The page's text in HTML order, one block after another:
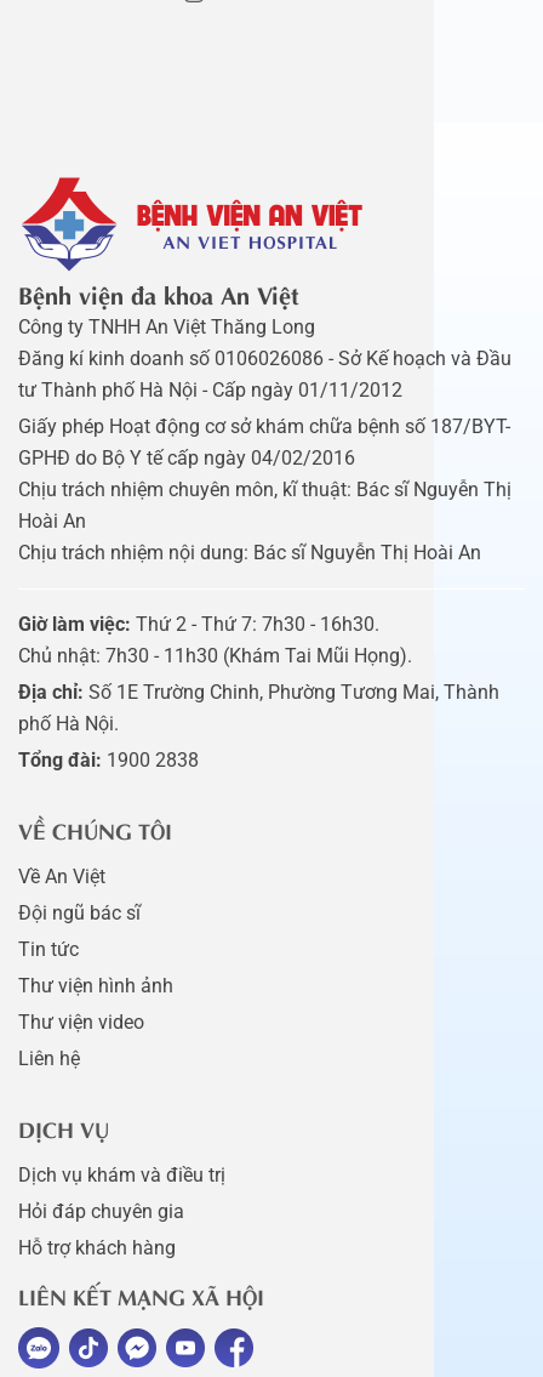
Bệnh viện đa khoa An Việt
Công ty TNHH An Việt Thăng Long
Đăng kí kinh doanh số 0106026086 - Sở Kế hoạch và Đầu
tư Thành phố Hà Nội - Cấp ngày 01/11/2012
Giấy phép Hoạt động cơ sở khám chữa bệnh số 187/BYT-
GPHĐ do Bộ Y tế cấp ngày 04/02/2016
Chịu trách nhiệm chuyên môn, kĩ thuật: Bác sĩ Nguyễn Thị
Hoài An
Chịu trách nhiệm nội dung: Bác sĩ Nguyễn Thị Hoài An
Giờ làm việc: Thứ 2 - Thứ 7: 7h30 - 16h30.
Chủ nhật: 7h30 - 11h30 (Khám Tai Mũi Họng).
Địa chỉ: Số 1E Trường Chinh, Phường Tương Mai, Thành
phố Hà Nội.
Tổng đài: 1900 2838
VỀ CHÚNG TÔI
Về An Việt
Đội ngũ bác sĩ
Tin tức
Thư viện hình ảnh
Thư viện video
Liên hệ
DỊCH VỤ
Dịch vụ khám và điều trị
Hỏi đáp chuyên gia
Hỗ trợ khách hàng
LIÊN KẾT MẠNG XÃ HỘI